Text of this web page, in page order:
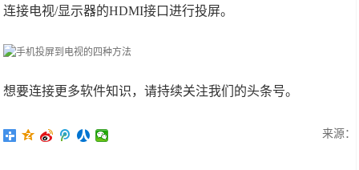
连接电视/显示器的HDMI接口进行投屏。
想要连接更多软件知识，请持续关注我们的头条号。
来源：